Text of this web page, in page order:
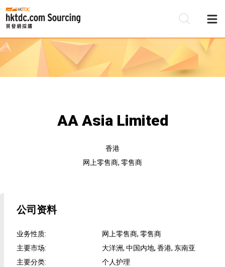
AA Asia Limited
香港
网上零售商, 零售商
公司资料
业务性质:
网上零售商, 零售商
主要市场:
大洋洲, 中国内地, 香港, 东南亚
主要分类:
个人护理